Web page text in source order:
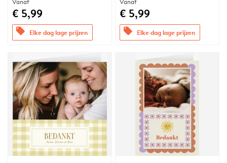
€ 5,99
offers Elke dag lage prijzen
€ 5,99
offers Elke dag lage prijzen